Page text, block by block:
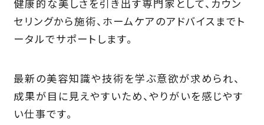
健康的な美しさを引き出す専門家として、カウン
セリングから施術、ホームケアのアドバイスまでト
ータルでサポートします。
最新の美容知識や技術を学ぶ意欲が求められ、
成果が目に見えやすいため、やりがいを感じやす
い仕事です。